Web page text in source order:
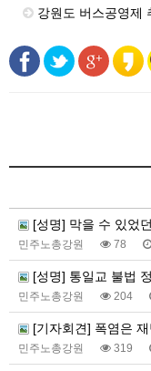
강원도 버스공영제 추진을 위
[성명] 막을 수 있었던 죽음, HL만도가
민주노총강원 78
[성명] 통일교 불법 정
민주노총강원 204
[기자회견] 폭염은 재난이다! 폭염으
민주노총강원 319